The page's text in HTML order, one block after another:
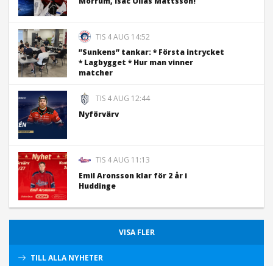
TIS 4 AUG 14:52
”Sunkens” tankar: * Första intrycket
* Lagbygget * Hur man vinner
matcher
TIS 4 AUG 12:44
Nyförvärv
TIS 4 AUG 11:13
Emil Aronsson klar för 2 år i
Huddinge
VISA FLER
TILL ALLA NYHETER